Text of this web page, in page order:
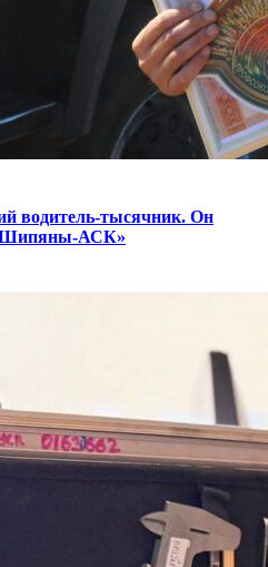
водитель-тысячник. Он
«Шипяны-АСК»